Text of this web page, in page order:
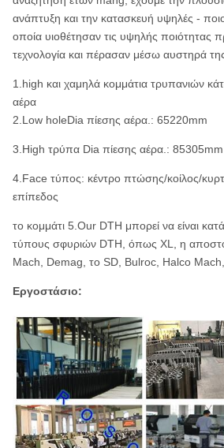
ανάπτυξη και την κατασκευή υψηλές -
οποία υιοθέτησαν τις υψηλής ποιότητας
τεχνολογία και πέρασαν μέσω αυστηρά
1.high και χαμηλά κομμάτια τρυπανιών
αέρα
2.Low holeDia πίεσης αέρα.: 65220mm
3.High τρύπα Dia πίεσης αέρα.: 85305mm
4.Face τύπος: κέντρο πτώσης/κοίλος/
επίπεδος
το κομμάτι 5.Our DTH μπορεί να είναι
τύπους σφυριών DTH, όπως XL, η
Mach, Demag, το SD, Bulroc, Halco
Εργοστάσιο: